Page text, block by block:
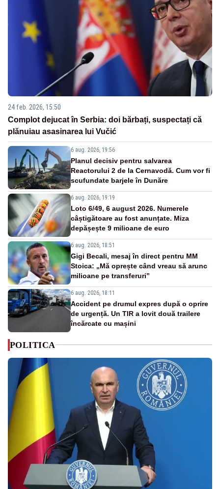
24 feb. 2026, 15:50
Complot dejucat în Serbia: doi bărbați, suspectați că
plănuiau asasinarea lui Vučić
6 aug. 2026, 19:56
Planul decisiv pentru salvarea
Reactorului 2 de la Cernavodă. Cum vor fi
scufundate barjele în Dunăre
6 aug. 2026, 19:19
Loto 6/49, 6 august 2026. Numerele
câștigătoare au fost anunțate. Miza
depășește 9 milioane de euro
6 aug. 2026, 18:51
Gigi Becali, mesaj în direct pentru MM
Stoica: „Mă oprește când vreau să arunc
milioane pe transferuri”
6 aug. 2026, 18:11
Accident pe drumul expres după o oprire
de urgență. Un TIR a lovit două trailere
încărcate cu mașini
POLITICA